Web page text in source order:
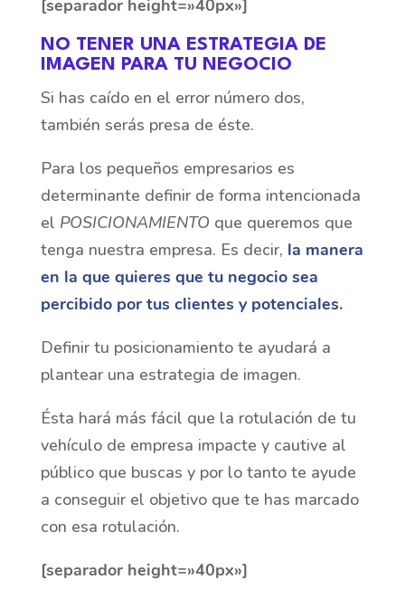
[separador height=»40px»]
NO TENER UNA ESTRATEGIA DE
IMAGEN PARA TU NEGOCIO
Si has caído en el error número dos,
también serás presa de éste.
Para los pequeños empresarios es
determinante definir de forma intencionada
el POSICIONAMIENTO que queremos que
tenga nuestra empresa. Es decir, la manera
en la que quieres que tu negocio sea
percibido por tus clientes y potenciales.
Definir tu posicionamiento te ayudará a
plantear una estrategia de imagen.
Ésta hará más fácil que la rotulación de tu
vehículo de empresa impacte y cautive al
público que buscas y por lo tanto te ayude
a conseguir el objetivo que te has marcado
con esa rotulación.
[separador height=»40px»]